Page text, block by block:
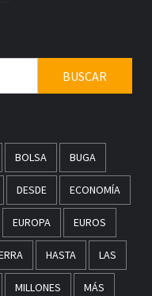
BOLSA BUGA
DESDE ECONOMÍA
EUROPA EUROS
HASTA LAS
MILLONES MÁS